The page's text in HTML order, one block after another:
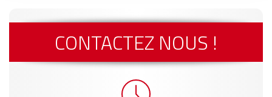
CONTACTEZ NOUS !